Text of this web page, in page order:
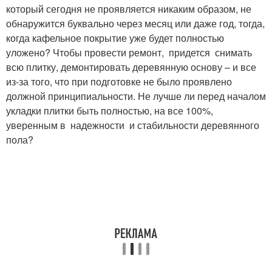
который сегодня не проявляется никаким образом, не
обнаружится буквально через месяц или даже год, тогда,
когда кафельное покрытие уже будет полностью
уложено? Чтобы провести ремонт, придется снимать
всю плитку, демонтировать деревянную основу – и все
из-за того, что при подготовке не было проявлено
должной принципиальности. Не лучше ли перед началом
укладки плитки быть полностью, на все 100%,
уверенным в надежности и стабильности деревянного
пола?